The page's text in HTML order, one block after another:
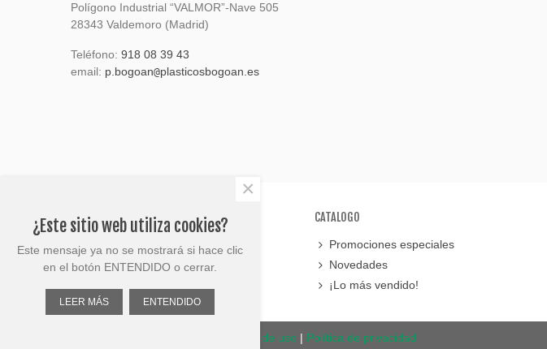
Polígono Industrial “VALMOR”-Nave 505
28343 Valdemoro (Madrid)
Teléfono: 918 08 39 43
email: p.bogoan@plasticosbogoan.es
SOPORTE
Mapa del sitio
CATALOGO
Promociones especiales
Novedades
¡Lo más vendido!
Términos de uso | Política de privacidad
¿Este sitio web utiliza cookies?
Este mensaje ya no se mostrará si hace clic
en el botón ENTENDIDO o cerrar.
LEER MÁS ENTENDIDO
×